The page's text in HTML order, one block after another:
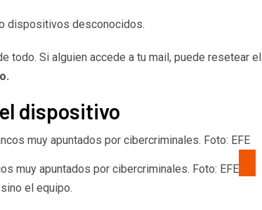
dispositivos desconocidos.
todo. Si alguien accede a tu mail, puede resetear el
dispositivo
muy apuntados por cibercriminales. Foto: EFE
el equipo.